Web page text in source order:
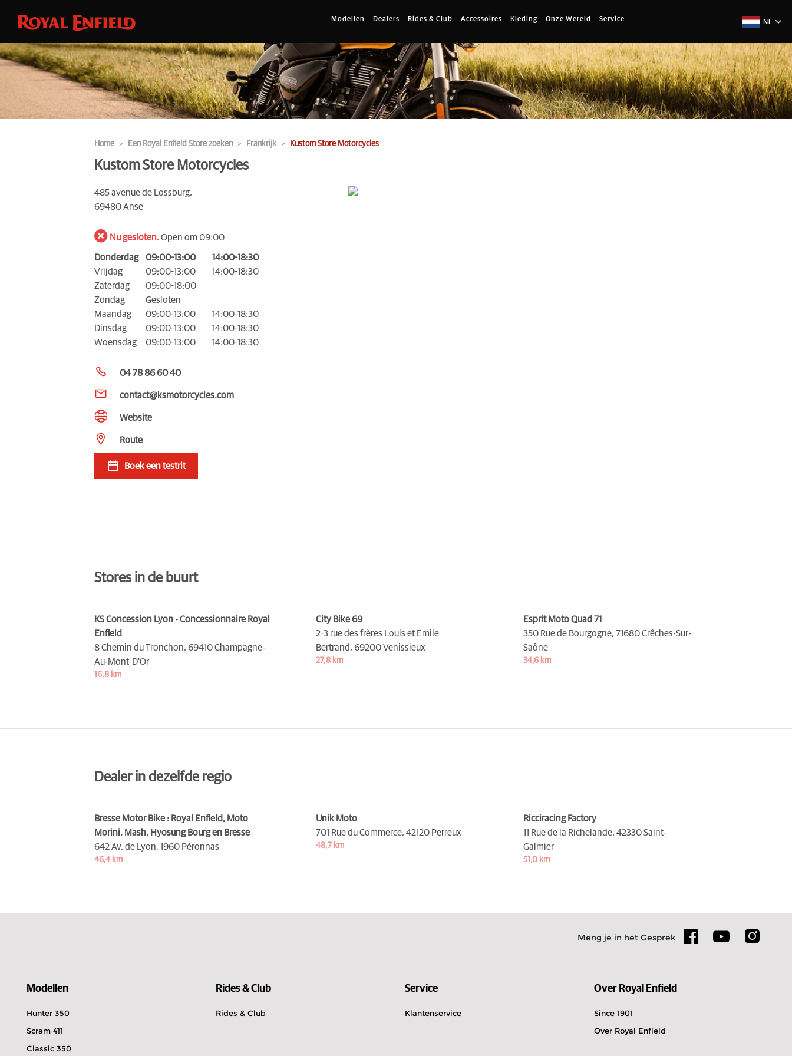
Modellen Dealers Rides & Club Accessoires Kleding Onze Wereld Service Nl
Home Een Royal Enfield Store zoeken Frankrijk Kustom Store Motorcycles
Kustom Store Motorcycles
485 avenue de Lossburg,
69480 Anse
Nu gesloten.Open om 09:00
Donderdag 09:00-13:00
14:00-18:30
Vrijdag
09:00-13:00
14:00-18:30
Zaterdag
09:00-18:00
Zondag
Gesloten
Maandag
09:00-13:00
14:00-18:30
Dinsdag
09:00-13:00
14:00-18:30
Woensdag
09:00-13:00 14:00-18:30
04 78 86 60 40
contact@ksmotorcycles.com
Website
Route
Boek een testrit
Stores in de buurt
KS Concession Lyon - Concessionnaire Royal
Enfield
8 Chemin du Tronchon, 69410 Champagne-
Au-Mont-D'Or
16,8 km
City Bike 69
2-3 rue des frères Louis et Emile
Bertrand, 69200 Venissieux
27,8 km
Esprit Moto Quad 71
350 Rue de Bourgogne, 71680 Crêches-Sur-
Saône
34,6 km
Dealer in dezelfde regio
Bresse Motor Bike : Royal Enfield, Moto
Morini, Mash, Hyosung Bourg en Bresse
642 Av. de Lyon, 1960 Péronnas
46,4 km
Unik Moto
701 Rue du Commerce, 42120 Perreux
48,7 km
Ricciracing Factory
11 Rue de la Richelande, 42330 Saint-
Galmier
51,0 km
Meng je in het Gesprek
Modellen
Hunter 350
Scram 411
Classic 350
Rides & Club
Rides & Club
Service
Klantenservice
Over Royal Enfield
Since 1901
Over Royal Enfield